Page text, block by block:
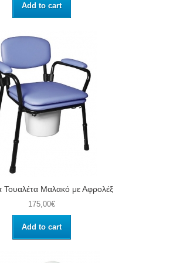
Add to cart
Τουαλέτα Μαλακό με Αφρολέξ
175,00€
Add to cart